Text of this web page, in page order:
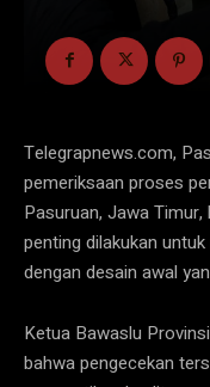
Telegrapnews.com,
pemeriksaan proses
Pasuruan, Jawa
penting dilakukan
dengan desain awal
Ketua Bawaslu
bahwa pengecekan